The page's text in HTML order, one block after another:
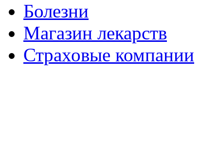
Болезни
Магазин лекарств
Страховые компании